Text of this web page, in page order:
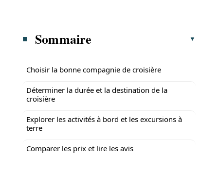
Sommaire
Choisir la bonne compagnie de croisière
Déterminer la durée et la destination de la
croisière
Explorer les activités à bord et les excursions à
terre
Comparer les prix et lire les avis